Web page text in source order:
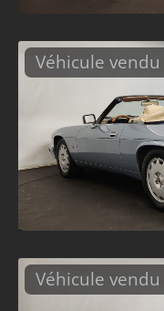
Véhicule vendu
Véhicule vendu